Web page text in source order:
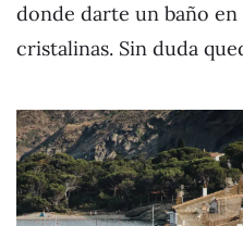
donde darte un baño en
cristalinas. Sin duda